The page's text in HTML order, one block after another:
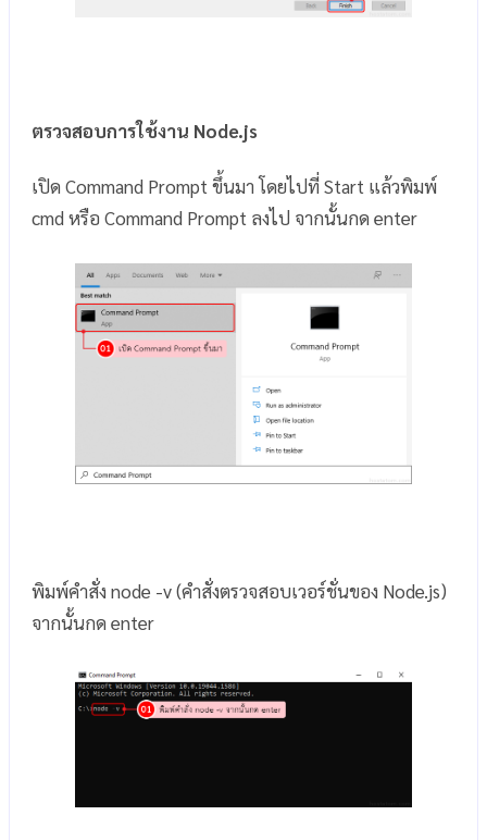
ตรวจสอบการใช้งาน Node.js
เปิด Command Prompt ขึ้นมา โดยไปที่ Start แล้วพิมพ์
cmd หรือ Command Prompt ลงไป จากนั้นกด enter
พิมพ์คำสั่ง node -v (คำสั่งตรวจสอบเวอร์ชั่นของ Node.js)
จากนั้นกด enter